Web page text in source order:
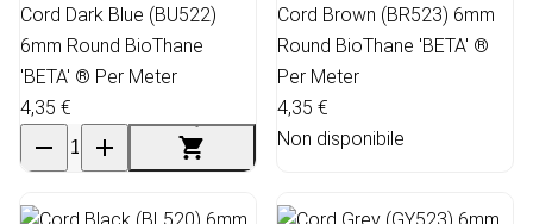
Cord Dark Blue (BU522)
6mm Round BioThane
'BETA' ® Per Meter
4,35 €
Cord Brown (BR523) 6mm
Round BioThane 'BETA' ®
Per Meter
4,35 €
Non disponibile